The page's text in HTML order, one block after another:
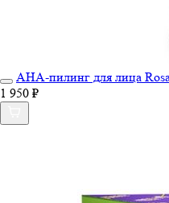
АНА-пилинг для лица
1 950 ₽